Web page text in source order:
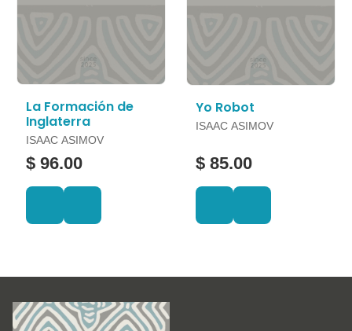
La Formación de
Inglaterra
ISAAC ASIMOV
$ 96.00
Yo Robot
ISAAC ASIMOV
$ 85.00